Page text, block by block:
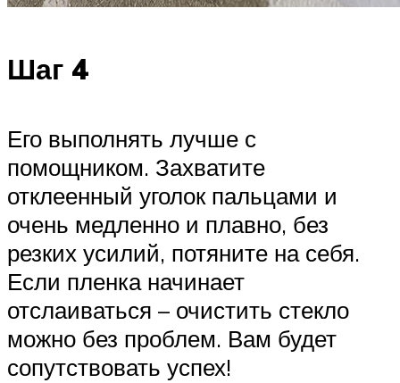
Шаг 4
Его выполнять лучше с
помощником. Захватите
отклеенный уголок пальцами и
очень медленно и плавно, без
резких усилий, потяните на себя.
Если пленка начинает
отслаиваться – очистить стекло
можно без проблем. Вам будет
сопутствовать успех!